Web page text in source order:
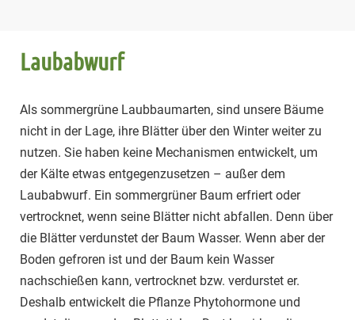
Laubabwurf
Als sommergrüne Laubbaumarten, sind unsere Bäume
nicht in der Lage, ihre Blätter über den Winter weiter zu
nutzen. Sie haben keine Mechanismen entwickelt, um
der Kälte etwas entgegenzusetzen – außer dem
Laubabwurf. Ein sommergrüner Baum erfriert oder
vertrocknet, wenn seine Blätter nicht abfallen. Denn über
die Blätter verdunstet der Baum Wasser. Wenn aber der
Boden gefroren ist und der Baum kein Wasser
nachschießen kann, vertrocknet bzw. verdurstet er.
Deshalb entwickelt die Pflanze Phytohormone und